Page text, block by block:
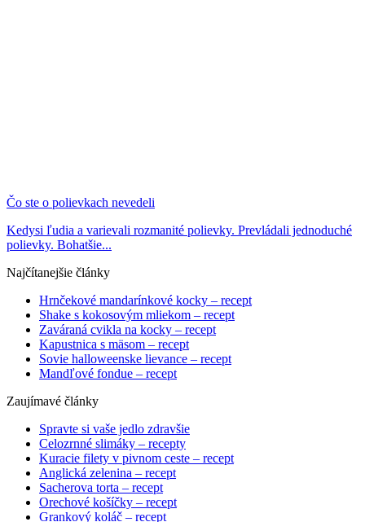
Čo ste o polievkach nevedeli
Kedysi ľudia a varievali rozmanité polievky. Prevládali jednoduché
polievky. Bohatšie...
Najčítanejšie články
Hrnčekové mandarínkové kocky – recept
Shake s kokosovým mliekom – recept
Zaváraná cvikla na kocky – recept
Kapustnica s mäsom – recept
Sovie halloweenske lievance – recept
Mandľové fondue – recept
Zaujímavé články
Spravte si vaše jedlo zdravšie
Celozrnné slimáky – recepty
Kuracie filety v pivnom ceste – recept
Anglická zelenina – recept
Sacherova torta – recept
Orechové košíčky – recept
Grankový koláč – recept